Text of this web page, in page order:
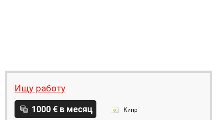
Ищу работу
1000 € в месяц Кипр